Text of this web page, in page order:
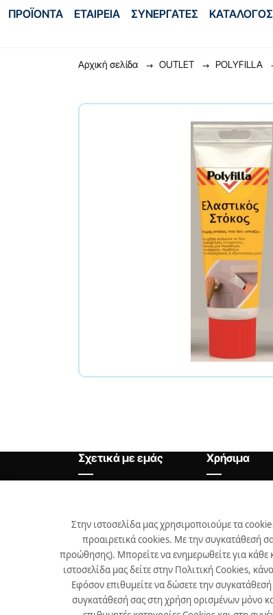
Στην ιστοσελίδα μας χρησιμοποιούμε τα
προαιρετικά cookies. Με την συγκατάθεσή
προώθησης). Μπορείτε να ενημερωθείτε για κάθε
ιστοσελίδα μας δείτε στην Πολιτική Cookies,
Εφόσον επιθυμείτε να δώσετε την
συγκατάθεσή σας στη χρήση ορισμένων μόνο
ΠΡΟΪΟΝΤΑ ΕΤΑΙΡΕΙΑ ΣΥΝΕΡΓΑΤΕΣ ΚΑΤΑΛΟΓΟΣ
Αρχική σελίδα OUTLET POLYFILLA
Σχετικά με εμάς
Προϊόντα
Επικοινωνία
Νέα
Χρήσιμα
Χρήσιμα